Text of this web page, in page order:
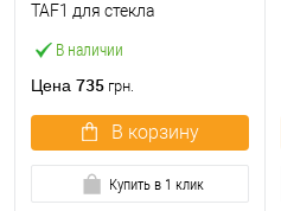
В наличии
TAF1 для стекла
Цена 735 грн.
В корзину
Купить в 1 клик